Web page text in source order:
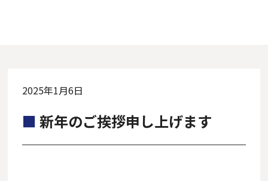
2025年1月6日
新年のご挨拶申し上げます